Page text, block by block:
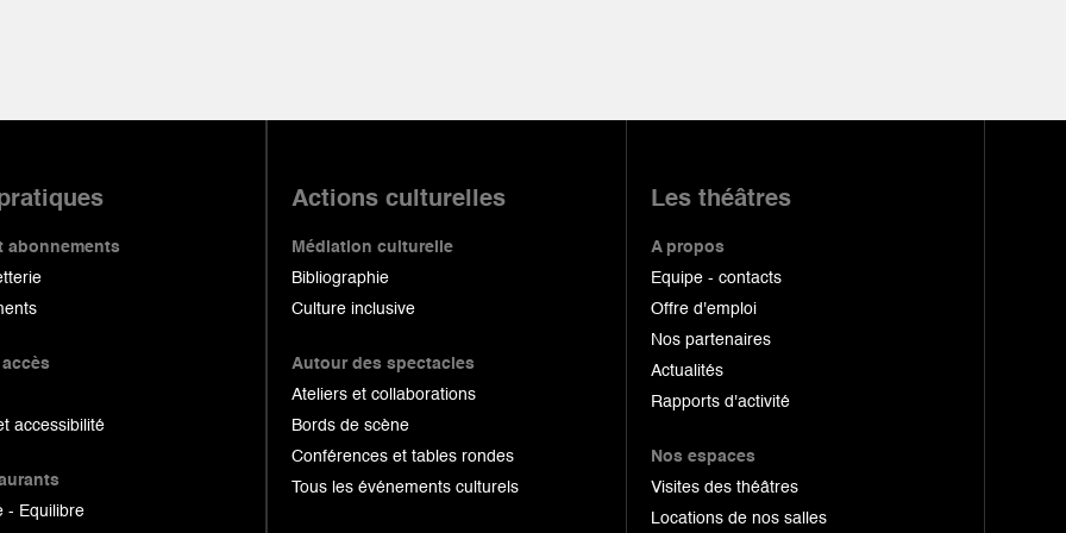
abonnements
accessibilité
- Equilibre
Actions culturelles
Médiation culturelle
Bibliographie
Culture inclusive
Autour des spectacles
Ateliers et collaborations
Bords de scène
Conférences et tables rondes
Tous les événements culturels
Les théâtres
A propos
Equipe - contacts
Offre d'emploi
Nos partenaires
Actualités
Rapports d'activité
Nos espaces
Visites des théâtres
Locations de nos salles